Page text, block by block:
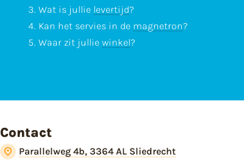
Wat is jullie levertijd?
Kan het servies in de magnetron?
Waar zit jullie winkel?
Contact
Parallelweg 4b, 3364 AL Sliedrecht